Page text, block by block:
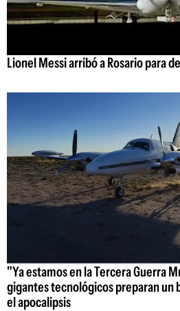
Lionel Messi arribó a Rosario para
"Ya estamos en la Tercera Guerra
gigantes tecnológicos preparan un
el apocalipsis